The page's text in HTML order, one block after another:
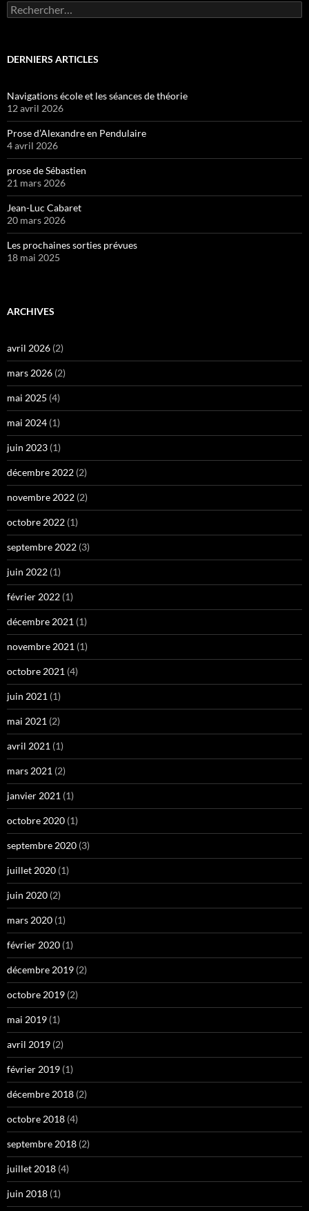
Rechercher :
DERNIERS ARTICLES
Navigations école et les séances de théorie
12 avril 2026
Prose d’Alexandre en Pendulaire
4 avril 2026
prose de Sébastien
21 mars 2026
Jean-Luc Cabaret
20 mars 2026
Les prochaines sorties prévues
18 mai 2025
ARCHIVES
avril 2026 (2)
mars 2026 (2)
mai 2025 (4)
mai 2024 (1)
juin 2023 (1)
décembre 2022 (2)
novembre 2022 (2)
octobre 2022 (1)
septembre 2022 (3)
juin 2022 (1)
février 2022 (1)
décembre 2021 (1)
novembre 2021 (1)
octobre 2021 (4)
juin 2021 (1)
mai 2021 (2)
avril 2021 (1)
mars 2021 (2)
janvier 2021 (1)
octobre 2020 (1)
septembre 2020 (3)
juillet 2020 (1)
juin 2020 (2)
mars 2020 (1)
février 2020 (1)
décembre 2019 (2)
octobre 2019 (2)
mai 2019 (1)
avril 2019 (2)
février 2019 (1)
décembre 2018 (2)
octobre 2018 (4)
septembre 2018 (2)
juillet 2018 (4)
juin 2018 (1)